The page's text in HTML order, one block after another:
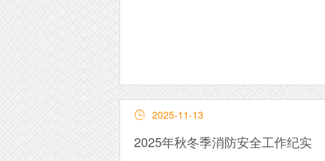
 2025-11-13
2025年秋冬季消防安全工作纪实